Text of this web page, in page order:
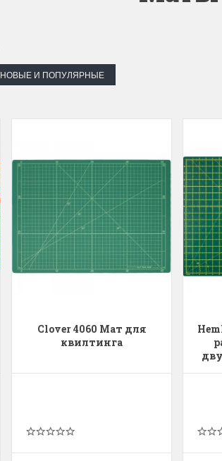
НОВЫЕ И ПОПУЛЯРНЫЕ
Clover 4060 Мат для
квилтинга